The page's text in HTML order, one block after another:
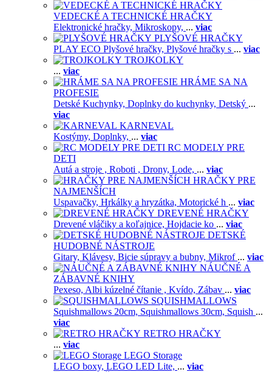
VEDECKÉ A TECHNICKÉ HRAČKY
Elektronické hračky, Mikroskopy, ... viac
PLYŠOVÉ HRAČKY
PLAY ECO Plyšové hračky, Plyšové hračky s ... viac
TROJKOLKY
... viac
HRÁME SA NA
PROFESIE
Detské Kuchynky, Doplnky do kuchynky, Detský ...
viac
KARNEVAL
Kostýmy, Doplnky, ... viac
RC MODELY PRE
DETI
Autá a stroje , Roboti , Drony, Lode, ... viac
HRAČKY PRE
NAJMENŠÍCH
Uspavačky, Hrkálky a hryzátka, Motorické h ... viac
DREVENÉ HRAČKY
Drevené vláčiky a koľajnice, Hojdacie ko ... viac
DETSKÉ
HUDOBNÉ NÁSTROJE
Gitary, Klávesy, Bicie súpravy a bubny, Mikrof ... viac
NÁUČNÉ A
ZÁBAVNÉ KNIHY
Pexeso, Albi kúzelné čítanie , Kvído, Zábav ... viac
SQUISHMALLOWS
Squishmallows 20cm, Squishmallows 30cm, Squish ...
viac
RETRO HRAČKY
... viac
LEGO Storage
LEGO boxy, LEGO LED Lite, ... viac